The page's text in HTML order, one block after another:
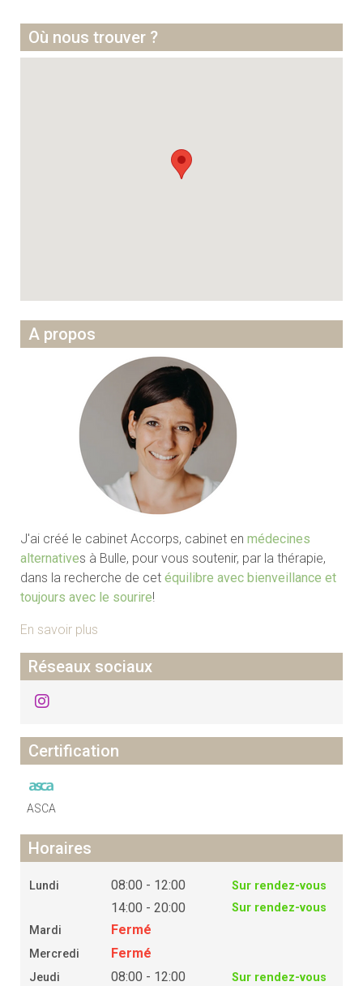
Où nous trouver ?
A propos
J'ai créé le cabinet Accorps, cabinet en médecines
alternatives à Bulle, pour vous soutenir, par la thérapie,
dans la recherche de cet équilibre avec bienveillance et
toujours avec le sourire!
En savoir plus
Réseaux sociaux
Certification
ASCA
Horaires
Lundi 08:00 - 12:00 Sur rendez-vous
14:00 - 20:00
Sur rendez-vous
Mardi
Fermé
Mercredi Fermé
Jeudi 08:00 - 12:00 Sur rendez-vous